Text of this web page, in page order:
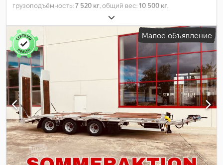
грузоподъёмность:7 520 кг, общий вес:10 500 кг,
, длина грузового отсека:
ширина пространства для загрузки:2 480 мм, подвеска:сталь,
размер шины:
245 / 70 R 17,5, колесная база:990 мм, цвет:
другое, тип передачи: , размер передней шины:
245 /
70 R 17,5, размер задней шины: 245 / 70 R 17,5, кабина
водителя:другое , класс выбросов:нет, топливо:биодизель,
Оборудование:
ABS, пневматический тормоз,
Малое объявление